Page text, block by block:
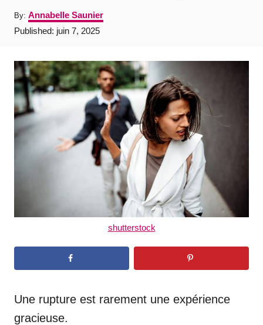
By: A
u
t
o
r
Annabelle Saunier
P
e
d
o
n
Published: juin 7, 2025
shutterstock
Une rupture est rarement une expérience
gracieuse.